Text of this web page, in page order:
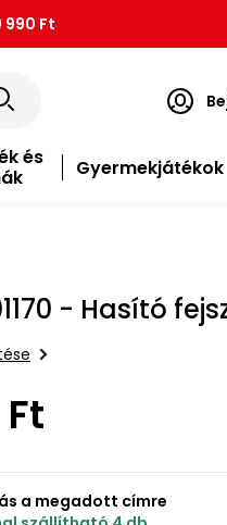
Ft
és
Gyermekjátékok
- Hasító
a megadott címre